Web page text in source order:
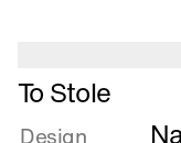
´s
Læs
mere
om
To Stole
Design